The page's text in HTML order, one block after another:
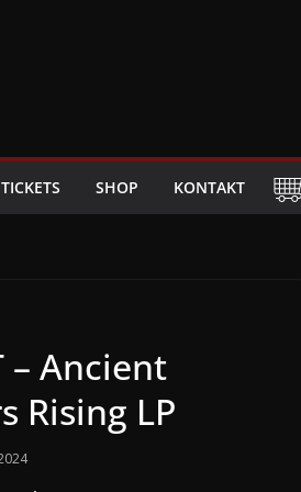
TICKETS SHOP KONTAKT
– Ancient
Rising LP